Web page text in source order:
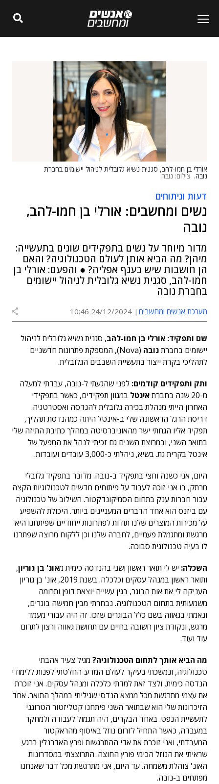
אורלי בן חמו-להב, סגנית נשיא גלובלית לניהול יישומים בחברת
נובה. צילום: נובה
דעות וניתוחים
נשים ומחשבים: אורלי בן חמו-להב,
נובה
מדור מיוחד על נשים בתפקידים שונים בתעשייה:
מיהן? מה הביא אותן לעולם הטכנולוגיה? והאם
הן חושבות שיש בענף אפליה? ● והפעם: אורלי בן
חמו-להב, סגנית נשיא גלובלית לניהול יישומים
בחברת נובה
מערכת אנשים ומחשבים 24/12/2024 10:46
שם ותפקיד: אורלי בן חמו-להב, סגנית נשיא גלובלית לניהול
יישומים בחברתנובה
(Nova), המספקת פתרונות חדשניים
לתהליכי בקרת ייצור בתעשיית השבבים הגלובלית.
ותק ותפקידים קודמים: לפני שהגעתי ל-נובה, עבדתי למעלה
מ-20 שנה בחברת
אינטל במגוון תפקידים, כאשר בתפקידי
האחרון הייתי מנהלת בכירה גלובלית להנדסה ואסטרטגיה.
דריסת הרגל הראשונה שלי ב-אינטל היתה כמהנדסת תהליך,
תפקיד אליו הגחתי ישר מהאוניברסיטה במהלך כתיבת התיזה שלי
בתואר השני, ובמרוצת השנים גם זכיתי לנהל את המפעל של
אינטל בקרית גת. בשיא, ניהלתי כ-3,000 עובדים ועובדות.
היום, אני כשנה וחצי בתפקיד ב-נובה. מדובר בתפקיד גלובלי
מרתק, בו אני זוכה לעבוד על פיתוחים חדשים לטכנולוגיות הקצה
עבור חברות ענק בתחום הסמיקונדקטור. השילוב של טכנולוגיה
עם ביזנס הוא אחד הדברים המעניינים ביותר. היכולת להשפיע
על מכירות המוצרים שלנו תודות לפתרונות ייחודיים שפיתחנו היא
מרגשת ומתגמלת פעמיים, לחברה שלנו וכן ללקוח מרוצה שפתרנו
לו בעיה טכנולוגית סבוכה.
השכלה: יש לי תואר ראשון ושני בהנדסה כימית מאונ' בן גוריון,
ותואר ראשון במנהל עסקים וכלכלה. בשנת 2019, אונ' בן גוריון
העניקה לי את אות הבוגר, בגין עשייה יוצאת דופן ותרומה
משמעותית בתחום הטכנולוגיה. נבחרתי מבין חמישה בוגרים,
ונאמתי בגאווה בשם כלל הבוגרים שזכו. זה היה עבורי מעמד
מרגש, ונקודת ציון חשובה בחיים עם תחושת גאווה ורצון לתרום
עוד ועוד.
מה הביא אותך לתחום הטכנולוגיה? מגיל צעיר אהבתי
טכנולוגיה, ונמשכתי בעיקר לעולם המדע. החלטתי לפנות ללימודי
הנדסה כימית, ולצד זאת למדתי כלכלה ומנהל עסקים. אני זוכרת
את עצמי מתרגשת מכל ממצא הנדסי שגיליתי במהלך התואר. אחד
הזיכרונות שלי הוא שבתואר השני פיתחנו קטליזטור הטרוגני
לתעשיית הנפט. באחד הבקרים, היה תגמול לעבודה ולמחקר
במעבדה, כאשר התחיל לזרום נוזל באיסוף מהראקטור
המעבדתי, ואני זוכרת את אדי ההתרגשות ופרץ האדרנלין ברגע
שראיתי את הנוזל הכימי פורץ החוצה. התרוצצתי במסדרונות
האונ' צוהלת משמחה. עד היום, אני מתרגשת מכל דבר שאנחנו
מפתחים ב-נובה.